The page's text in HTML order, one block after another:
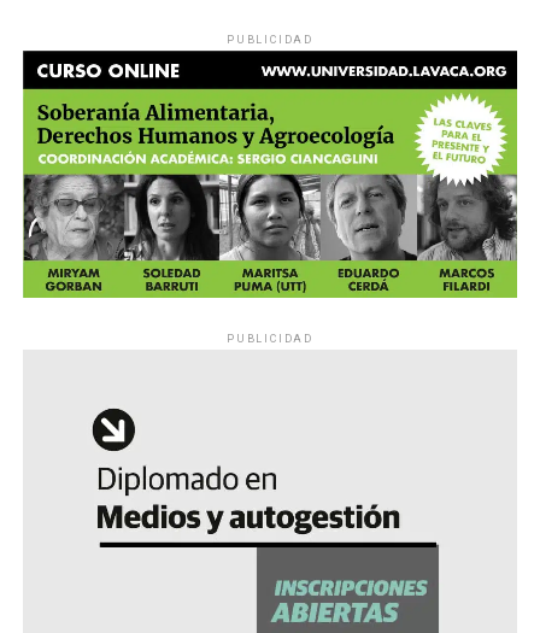
PUBLICIDAD
PUBLICIDAD